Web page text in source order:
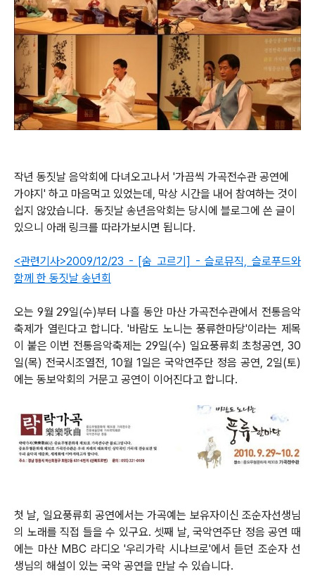
작년 동짓날 음악회에 다녀오고나서 '가끔씩 가곡전수관 공연에
가야지' 하고 마음먹고 있었는데, 막상 시간을 내어 참여하는 것이
쉽지 않았습니다. 동짓날 송년음악회는 당시에 블로그에 쓴 글이
있으니 아래 링크를 따라가보시면 됩니다.
<관련기사>2009/12/23 - [숨 고르기] - 슬로뮤직, 슬로푸드와
함께 한 동짓날 송년회
오는 9월 29일(수)부터 나흘 동안 마산 가곡전수관에서 전통음악
축제가 열린다고 합니다. '바람도 노니는 풍류한마당'이라는 제목
이 붙은 이번 전통음악축제는 29일(수) 일요풍류회 초청공연, 30
일(목) 전국시조열전, 10월 1일은 국악연주단 정음 공연, 2일(토)
에는 동보악회의 거문고 공연이 이어진다고 합니다.
첫 날, 일요풍류회 공연에서는 가곡예는 보유자이신 조순자선생님
의 노래를 직접 들을 수 있구요. 셋째 날, 국악연주단 정음 공연 때
에는 마산 MBC 라디오 '우리가락 시나브로'에서 듣던 조순자 선
생님의 해설이 있는 국악 공연을 만날 수 있습니다.